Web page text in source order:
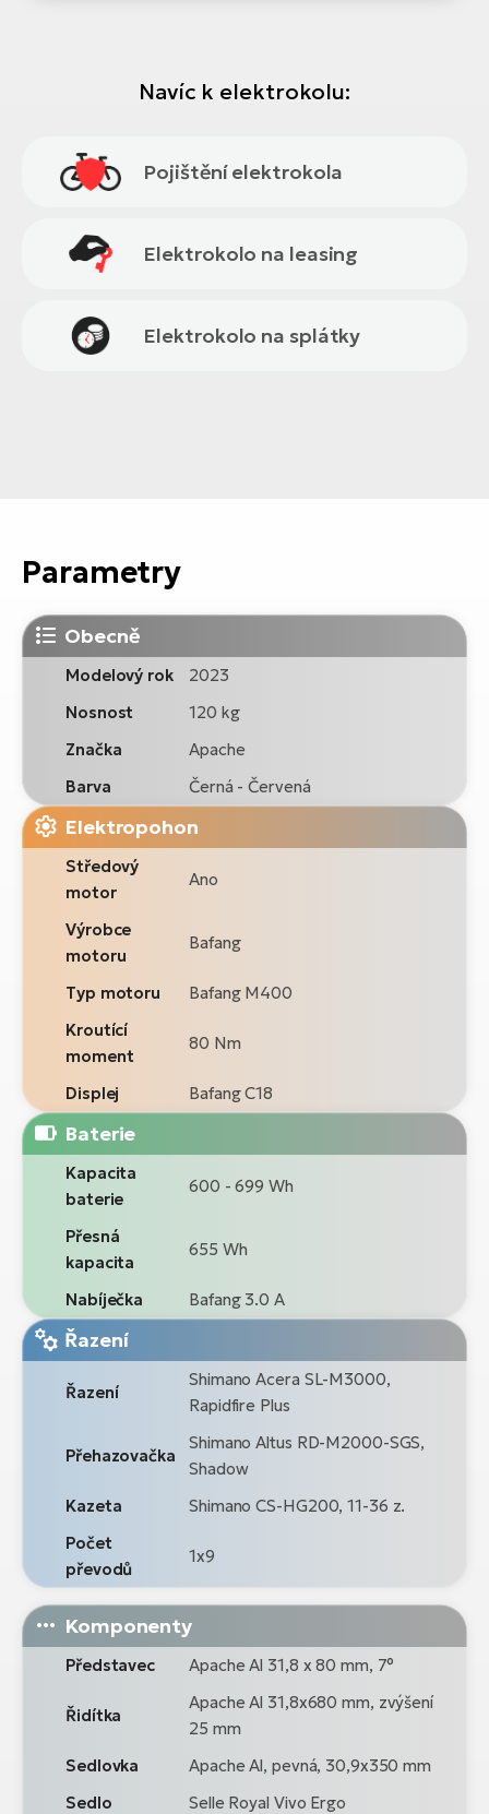
Navíc k elektrokolu:
Pojištění elektrokola
Elektrokolo na leasing
Elektrokolo na splátky
Parametry
Obecně
Modelový rok
2023
Nosnost
120 kg
Značka
Apache
Barva
Černá - Červená
Elektropohon
Středový
motor
Ano
Výrobce
motoru
Bafang
Typ motoru
Bafang M400
Kroutící
moment
80 Nm
Displej Bafang C18
Baterie
Kapacita
baterie
600 - 699 Wh
Přesná
kapacita
655 Wh
Nabíječka Bafang 3.0 A
Řazení
Řazení
Shimano Acera SL-M3000,
Rapidfire Plus
Přehazovačka
Shimano Altus RD-M2000-SGS,
Shadow
Kazeta
Shimano CS-HG200, 11-36 z.
Počet
převodů
1x9
Komponenty
Představec Apache Al 31,8 x 80 mm, 7°
Řidítka
Apache Al 31,8x680 mm, zvýšení
25 mm
Sedlovka
Apache Al, pevná, 30,9x350 mm
Sedlo
Selle Royal Vivo Ergo